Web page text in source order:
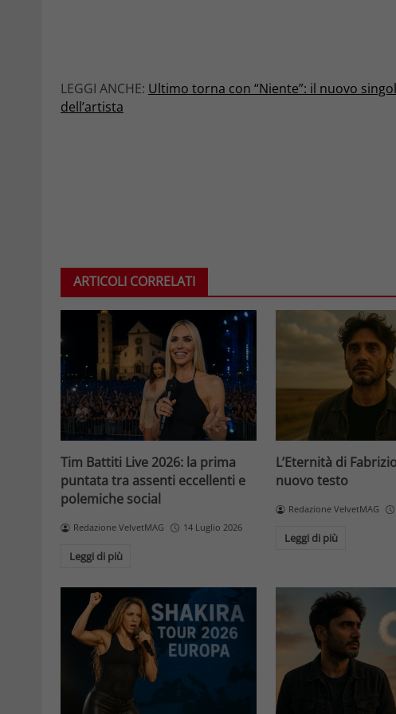
LEGGI ANCHE: Ultimo torna con “Niente”: il nuovo
dell’artista
ARTICOLI CORRELATI
Tim Battiti Live 2026: la prima
puntata tra assenti eccellenti e
polemiche social
Redazione VelvetMAG 14 Luglio 2026
Leggi di più
L’Eternità di
nuovo testo
Redazione VelvetMAG
Leggi di più